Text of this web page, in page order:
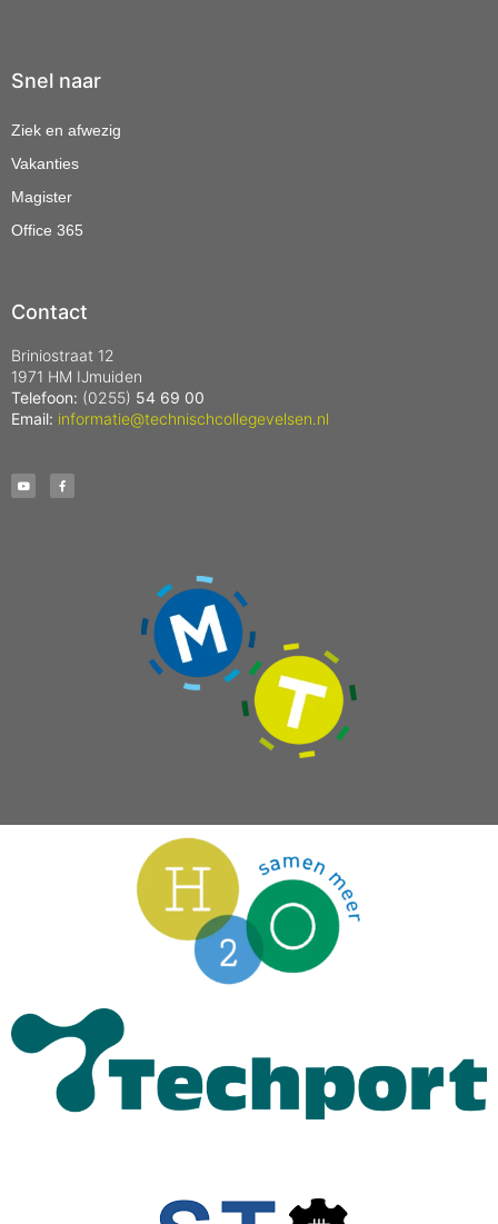
Snel naar
Ziek en afwezig
Vakanties
Magister
Office 365
Contact
Briniostraat 12
1971 HM IJmuiden
Telefoon: (0255) 54 69 00
Email: informatie@technischcollegevelsen.nl